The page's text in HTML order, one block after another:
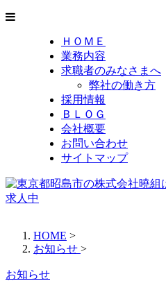
ＨＯＭＥ
業務内容
求職者のみなさまへ
弊社の働き方
採用情報
ＢＬＯＧ
会社概要
お問い合わせ
サイトマップ
HOME >
お知らせ >
お知らせ